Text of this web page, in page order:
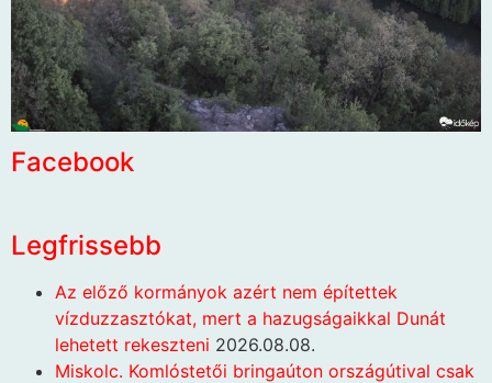
Facebook
Legfrissebb
Az előző kormányok azért nem építettek
vízduzzasztókat, mert a hazugságaikkal Dunát
lehetett rekeszteni 2026.08.08.
Miskolc. Komlóstetői bringaúton országútival csak